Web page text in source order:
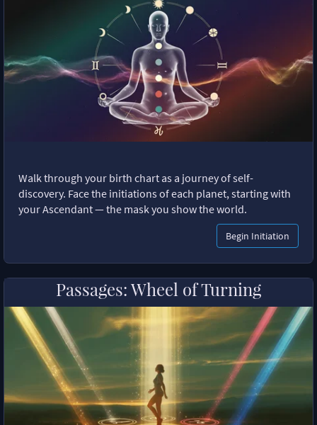
Walk through your birth chart as a journey of self-
discovery. Face the initiations of each planet, starting with
your Ascendant — the mask you show the world.
Begin Initiation
Passages: Wheel of Turning